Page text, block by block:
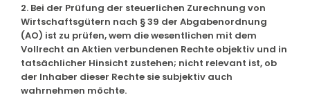
2. Bei der Prüfung der steuerlichen Zurechnung von
Wirtschaftsgütern nach § 39 der Abgabenordnung
(AO) ist zu prüfen, wem die wesentlichen mit dem
Vollrecht an Aktien verbundenen Rechte objektiv und in
tatsächlicher Hinsicht zustehen; nicht relevant ist, ob
der Inhaber dieser Rechte sie subjektiv auch
wahrnehmen möchte.